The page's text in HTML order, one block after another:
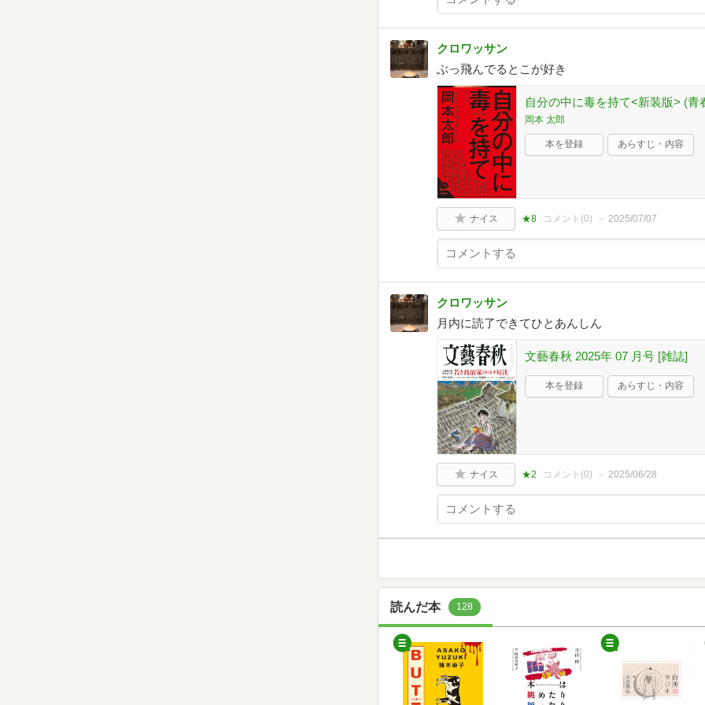
クロワッサン
ぶっ飛んでるとこが好き
自分の中に毒を持て<新装版> (青
岡本 太郎
本を登録 あらすじ・内容
ナイス ★8 コメント(0) 2025/07/07
クロワッサン
月内に読了できてひとあんしん
文藝春秋 2025年 07 月号 [雑誌]
本を登録 あらすじ・内容
ナイス ★2 コメント(0) 2025/06/28
読んだ本 128